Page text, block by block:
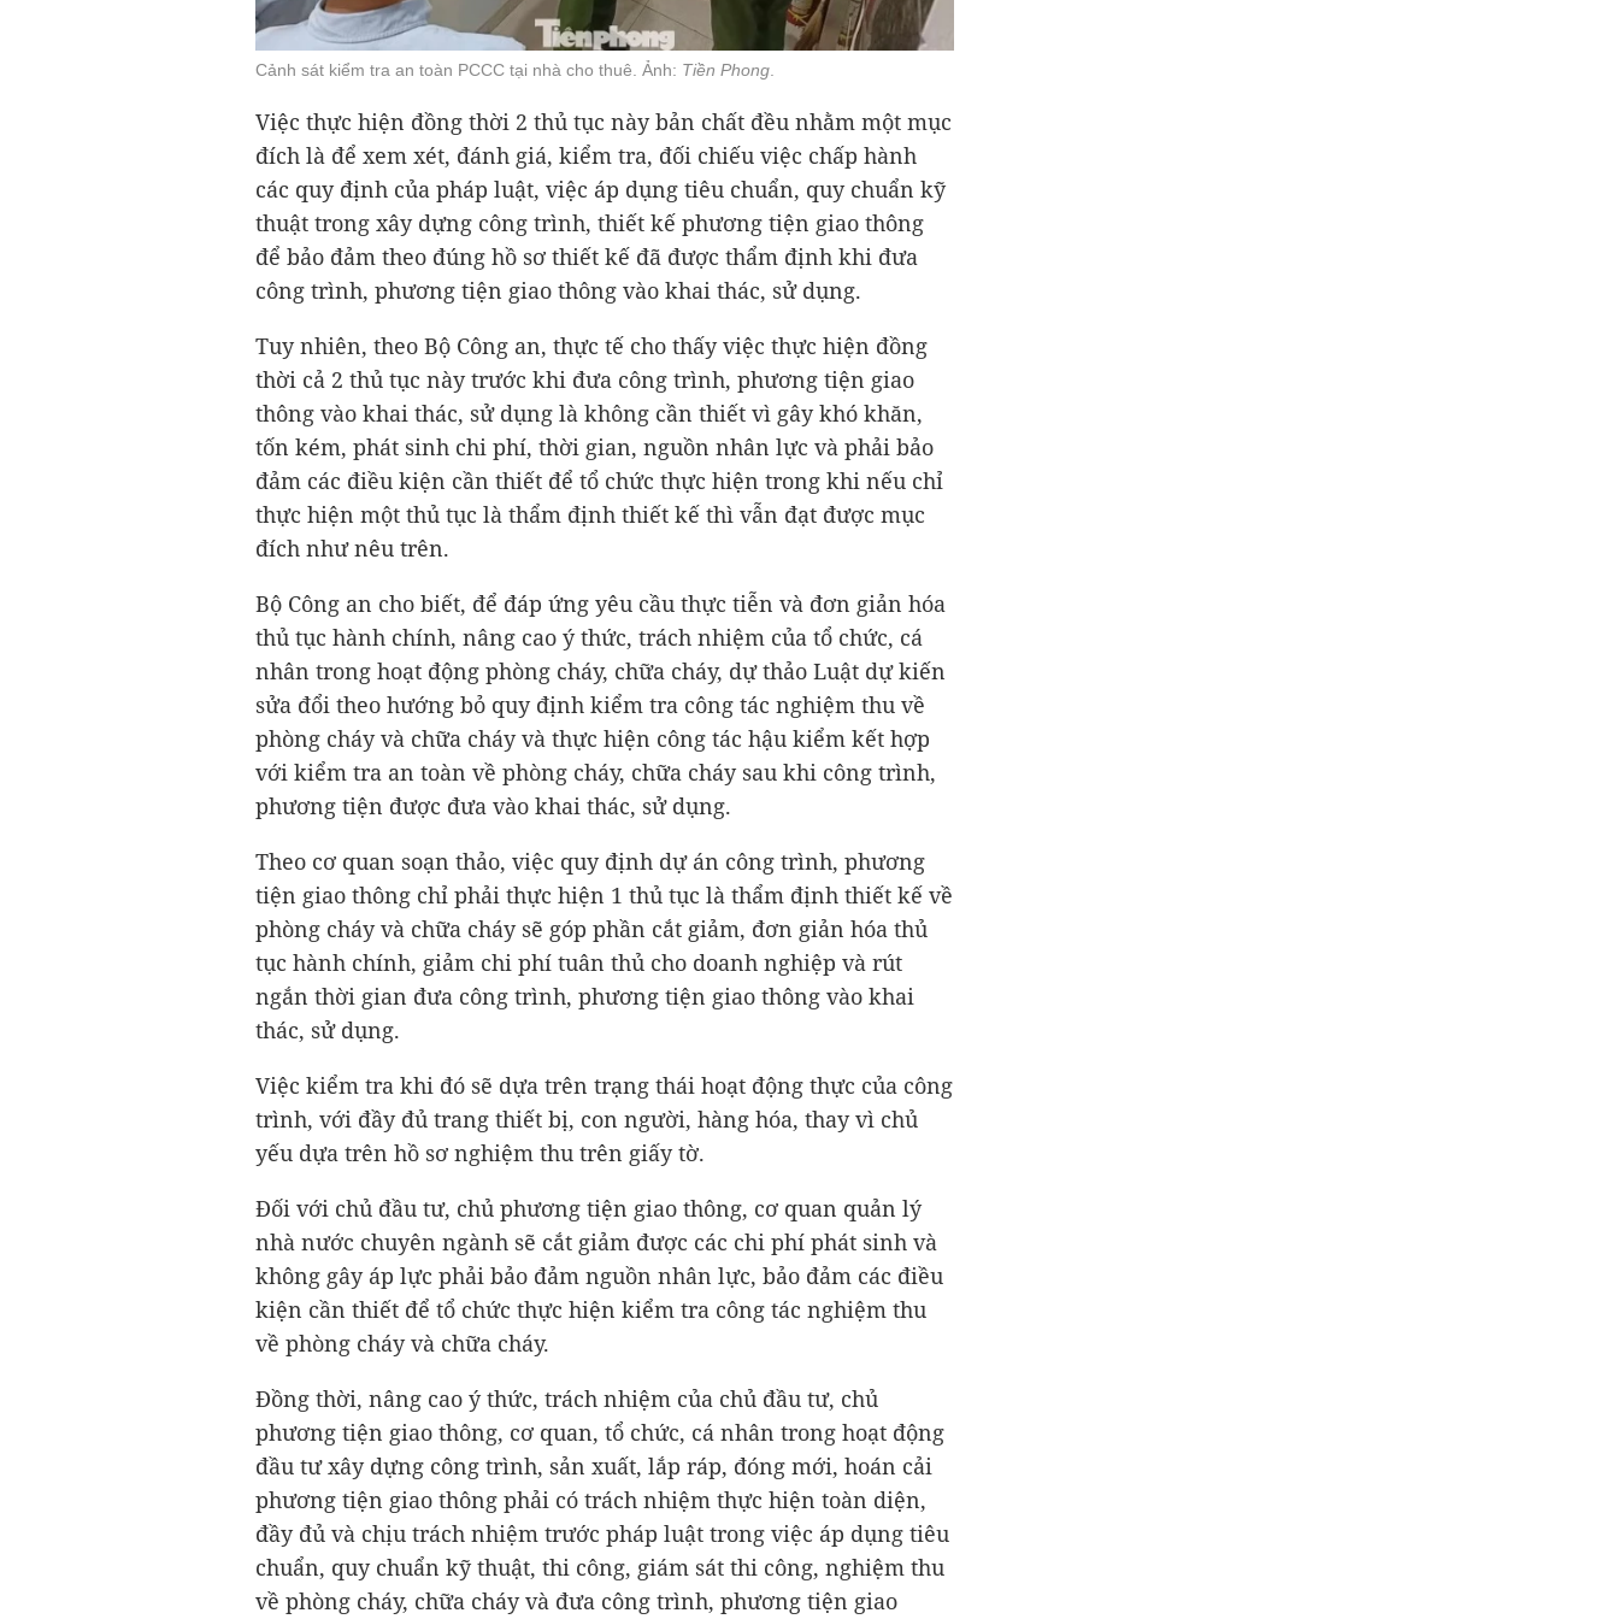
Cảnh sát kiểm tra an toàn PCCC tại nhà cho thuê. Ảnh: Tiền Phong
Việc thực hiện đồng thời 2 thủ tục này bản chất đều nhằm một mục
đích là để xem xét, đánh giá, kiểm tra, đối chiếu việc chấp hành
các quy định của pháp luật, việc áp dụng tiêu chuẩn, quy chuẩn kỹ
thuật trong xây dựng công trình, thiết kế phương tiện giao thông
để bảo đảm theo đúng hồ sơ thiết kế đã được thẩm định khi đưa
công trình, phương tiện giao thông vào khai thác, sử dụng.
Tuy nhiên, theo Bộ Công an, thực tế cho thấy việc thực hiện đồng
thời cả 2 thủ tục này trước khi đưa công trình, phương tiện giao
thông vào khai thác, sử dụng là không cần thiết vì gây khó khăn,
tốn kém, phát sinh chi phí, thời gian, nguồn nhân lực và phải bảo
đảm các điều kiện cần thiết để tổ chức thực hiện trong khi nếu chỉ
thực hiện một thủ tục là thẩm định thiết kế thì vẫn đạt được mục
đích như nêu trên.
Bộ Công an cho biết, để đáp ứng yêu cầu thực tiễn và đơn giản hóa
thủ tục hành chính, nâng cao ý thức, trách nhiệm của tổ chức, cá
nhân trong hoạt động phòng cháy, chữa cháy, dự thảo Luật dự kiến
sửa đổi theo hướng bỏ quy định kiểm tra công tác nghiệm thu về
phòng cháy và chữa cháy và thực hiện công tác hậu kiểm kết hợp
với kiểm tra an toàn về phòng cháy, chữa cháy sau khi công trình,
phương tiện được đưa vào khai thác, sử dụng.
Theo cơ quan soạn thảo, việc quy định dự án công trình, phương
tiện giao thông chỉ phải thực hiện 1 thủ tục là thẩm định thiết kế về
phòng cháy và chữa cháy sẽ góp phần cắt giảm, đơn giản hóa thủ
tục hành chính, giảm chi phí tuân thủ cho doanh nghiệp và rút
ngắn thời gian đưa công trình, phương tiện giao thông vào khai
thác, sử dụng.
Việc kiểm tra khi đó sẽ dựa trên trạng thái hoạt động thực của công
trình, với đầy đủ trang thiết bị, con người, hàng hóa, thay vì chủ
yếu dựa trên hồ sơ nghiệm thu trên giấy tờ.
Đối với chủ đầu tư, chủ phương tiện giao thông, cơ quan quản lý
nhà nước chuyên ngành sẽ cắt giảm được các chi phí phát sinh và
không gây áp lực phải bảo đảm nguồn nhân lực, bảo đảm các điều
kiện cần thiết để tổ chức thực hiện kiểm tra công tác nghiệm thu
về phòng cháy và chữa cháy.
Đồng thời, nâng cao ý thức, trách nhiệm của chủ đầu tư, chủ
phương tiện giao thông, cơ quan, tổ chức, cá nhân trong hoạt động
đầu tư xây dựng công trình, sản xuất, lắp ráp, đóng mới, hoán cải
phương tiện giao thông phải có trách nhiệm thực hiện toàn diện,
đầy đủ và chịu trách nhiệm trước pháp luật trong việc áp dụng tiêu
chuẩn, quy chuẩn kỹ thuật, thi công, giám sát thi công, nghiệm thu
về phòng cháy, chữa cháy và đưa công trình, phương tiện giao